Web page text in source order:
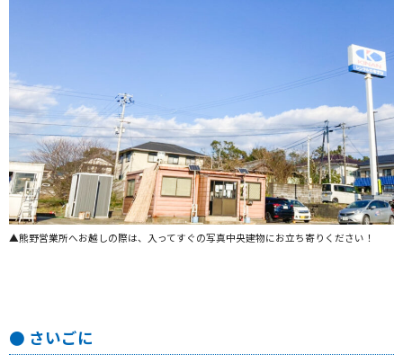
▲熊野営業所へお越しの際は、入ってすぐの写真中央建物にお立ち寄りください！
● さいごに